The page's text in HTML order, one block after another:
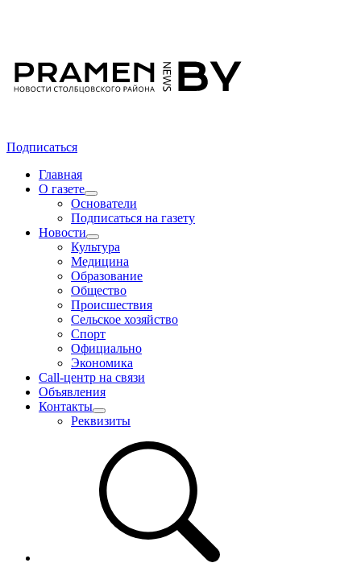
Подписаться
Главная
О газете
Основатели
Подписаться на газету
Новости
Культура
Медицина
Образование
Общество
Происшествия
Сельское хозяйство
Спорт
Официально
Экономика
Call-центр на связи
Объявления
Контакты
Реквизиты